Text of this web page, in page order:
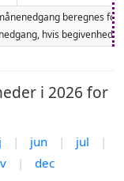
beregnes
hvis
i 2026 for
| jun | jul
|
| dec